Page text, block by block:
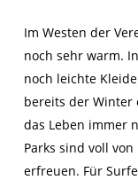
Im Westen der
noch sehr warm.
noch leichte
bereits der Winter
das Leben immer
Parks sind voll
erfreuen. Für